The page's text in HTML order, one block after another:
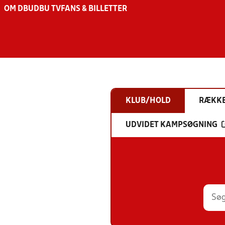
OM DBU DBU TV FANS & BILLETTER
KLUB/HOLD
UDVIDET KAMPSØGNING